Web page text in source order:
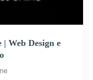
Web Design e